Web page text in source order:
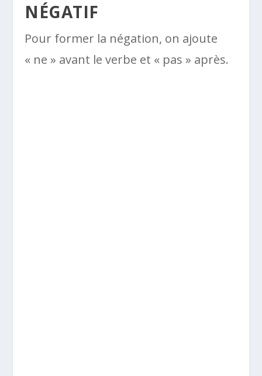
NÉGATIF
Pour former la négation, on ajoute
« ne » avant le verbe et « pas » après.